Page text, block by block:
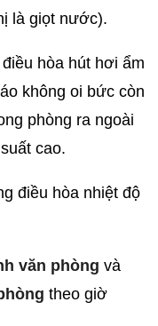
là giọt nước).
hòa hút hơi ẩm
không oi bức còn
phòng ra ngoài
cao.
điều hòa nhiệt độ
văn phòng và
theo giờ